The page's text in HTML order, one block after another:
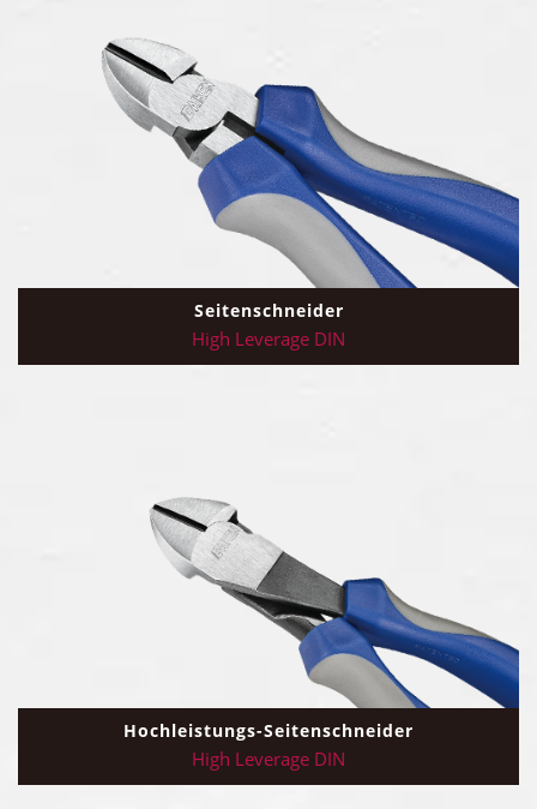
Seitenschneider
High Leverage DIN
Hochleistungs-Seitenschneider
High Leverage DIN